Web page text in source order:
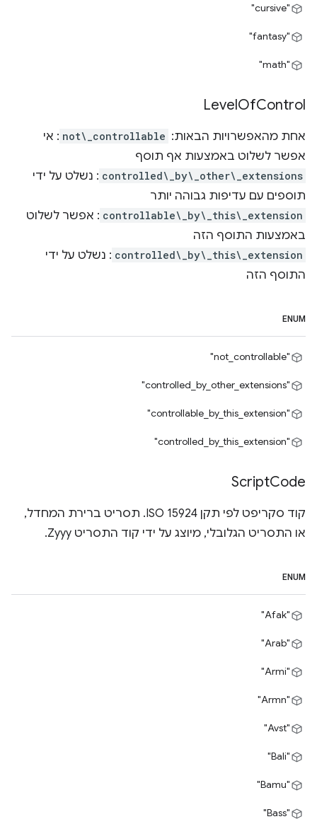
"cursive"
‎"fantasy"‎
"math"
LevelOfControl
אחת מהאפשרויות הבאות: not\_controllable : אי
אפשר לשלוט באמצעות אף תוסף
controlled\_by\_other\_extensions : נשלט על ידי
תוספים עם עדיפות גבוהה יותר
controllable\_by\_this\_extension : אפשר לשלוט
באמצעות התוסף הזה
controlled\_by\_this\_extension : נשלט על ידי
התוסף הזה
ENUM
"not_controllable"
"controlled_by_other_extensions"
"controllable_by_this_extension"
"controlled_by_this_extension"
ScriptCode
קוד סקריפט לפי תקן ISO 15924. תסריט ברירת המחדל,
או התסריט הגלובלי, מיוצג על ידי קוד התסריט Zyyy.
ENUM
"Afak"
"Arab"
"Armi"
"Armn"
"Avst"
"Bali"
"Bamu"
"Bass"